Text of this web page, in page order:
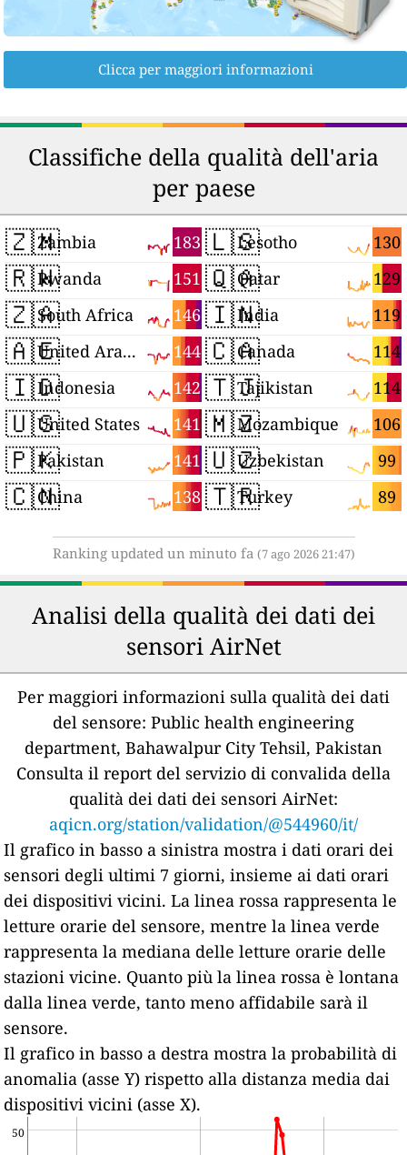
Clicca per maggiori informazioni
Classifiche della qualità dell'aria
per paese
🇿🇲 183
Zambia
🇷🇼 151
Rwanda
🇿🇦 146
South Africa
🇦🇪 144
United Arab Emirates
🇮🇩 142
Indonesia
🇺🇸 141
United States
🇵🇰 141
Pakistan
🇨🇳 138
China
🇱🇸 130
Lesotho
🇶🇦 129
Qatar
🇮🇳 119
India
🇨🇦 114
Canada
🇹🇯 114
Tajikistan
🇲🇿 106
Mozambique
🇺🇿 99
Uzbekistan
🇹🇷 89
Turkey
Ranking updated un minuto fa (7 ago 2026 21:47)
Analisi della qualità dei dati dei
sensori AirNet
Per maggiori informazioni sulla qualità dei dati
del sensore: Public health engineering
department, Bahawalpur City Tehsil, Pakistan
Consulta il report del servizio di convalida della
qualità dei dati dei sensori AirNet:
aqicn.org/station/validation/@544960/it/
Il grafico in basso a sinistra mostra i dati orari dei
sensori degli ultimi 7 giorni, insieme ai dati orari
dei dispositivi vicini. La linea rossa rappresenta le
letture orarie del sensore, mentre la linea verde
rappresenta la mediana delle letture orarie delle
stazioni vicine. Quanto più la linea rossa è lontana
dalla linea verde, tanto meno affidabile sarà il
sensore.
Il grafico in basso a destra mostra la probabilità di
anomalia (asse Y) rispetto alla distanza media dai
dispositivi vicini (asse X).
50